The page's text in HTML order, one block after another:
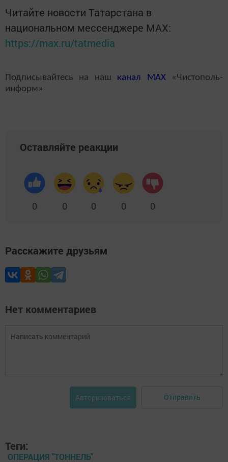
Читайте новости Татарстана в
национальном мессенджере MАХ:
https://max.ru/tatmedia
Подписывайтесь на наш канал MAX«Чистополь-
информ»
Оставляйте реакции
0 0 0 0 0
Расскажите друзьям
Нет комментариев
Авторизоваться Отправить
Теги:
ОПЕРАЦИЯ "ТОННЕЛЬ"